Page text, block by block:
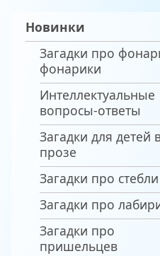
Новинки
Загадки про
фонарики
Интеллектуальные
вопросы-ответы
Загадки для детей
прозе
Загадки про стебли
Загадки про
Загадки про
пришельцев